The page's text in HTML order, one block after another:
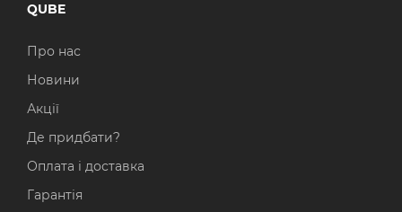
QUBE
Про нас
Новини
Акції
Де придбати?
Оплата і доставка
Гарантія